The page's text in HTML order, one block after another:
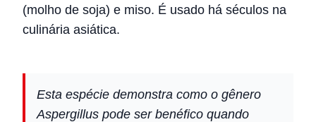
(molho de soja) e miso. É usado há séculos na
culinária asiática.
Esta espécie demonstra como o gênero
Aspergillus pode ser benéfico quando